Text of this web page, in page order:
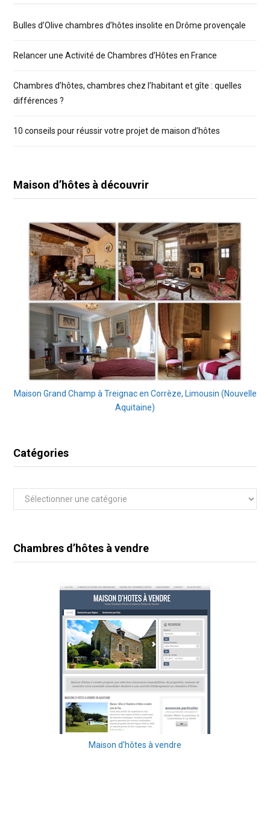
Bulles d’Olive chambres d’hôtes insolite en Drôme provençale
Relancer une Activité de Chambres d’Hôtes en France
Chambres d’hôtes, chambres chez l’habitant et gîte : quelles
différences ?
10 conseils pour réussir votre projet de maison d’hôtes
Maison d’hôtes à découvrir
Maison Grand Champ à Treignac en Corrèze, Limousin (Nouvelle
Aquitaine)
Catégories
Catégories
Chambres d’hôtes à vendre
Maison d'hôtes à vendre